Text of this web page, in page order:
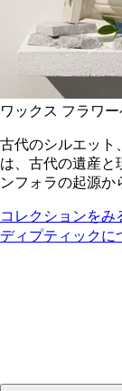
ワックス フラワー
古代のシルエット
は、古代の遺産と
ンフォラの起源か
コレクションをみ
ディプティックに